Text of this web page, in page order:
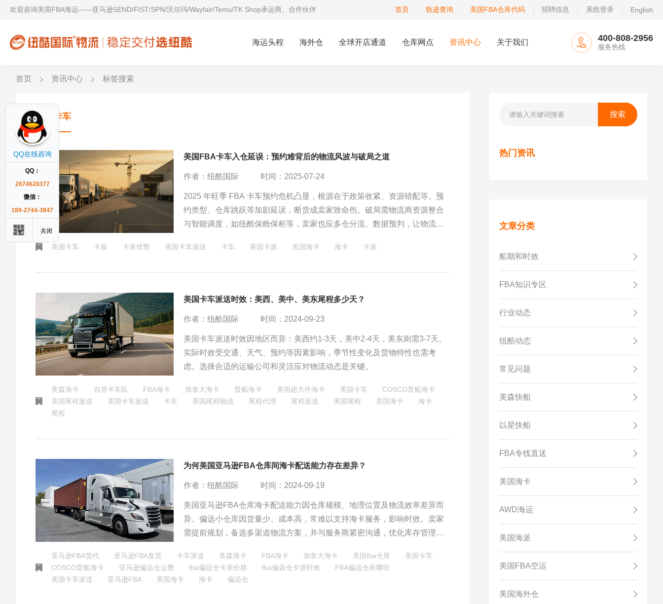
欢迎咨询美国FBA海运——亚马逊SEND/FIST/SPN/沃尔玛/Wayfair/Temu/TK Shop承运商、合作伙伴 首页 轨迹查询 美国FBA仓库代码 招聘信息 系统登录 English
海运头程 海外仓 全球开店通道 仓库网点 资讯中心 关于我们 400-808-2956
服务热线
首页 资讯中心 标签搜索
美国卡车
美国FBA卡车入仓延误：预约难背后的物流风波与破局之道
作者：纽酷国际 时间：2025-07-24
2025 年旺季 FBA 卡车预约危机凸显，根源在于政策收紧、资源错配等。预
约类型、仓库跳跃等加剧延误，断货成卖家致命伤。破局需物流商资源整合
与智能调度，如纽酷保舱保柜等，卖家也应多仓分流、数据预判，让物流从
美国卡车 卡板 卡派优势 美国卡车派送 卡车 美国卡派 美国海卡 海卡 卡派
美国卡车派送时效：美西、美中、美东尾程多少天？
作者：纽酷国际 时间：2024-09-23
美国卡车派送时效因地区而异：美西约1-3天，美中2-4天，美东则需3-7天。
实际时效受交通、天气、预约等因素影响，季节性变化及货物特性也需考
虑。选择合适的运输公司和灵活应对物流动态是关键。
美森海卡 自营卡车队 FBA海卡 加拿大海卡 普船海卡 美国超大件海卡 美国卡车
COSCO普船海卡
美国尾程派送
美国卡车派送 卡车 美国尾程物流 尾程代理 尾程派送 美国尾程 美国海卡
海卡
尾程
为何美国亚马逊FBA仓库间海卡配送能力存在差异？
作者：纽酷国际 时间：2024-09-19
美国亚马逊FBA仓库海卡配送能力因仓库规模、地理位置及物流效率差异而
异。偏远小仓库因货量少、成本高，常难以支持海卡服务，影响时效。卖家
需提前规划，备选多渠道物流方案，并与服务商紧密沟通，优化库存管理，
亚马逊FBA货代 亚马逊FBA发货 卡车派送 美森海卡 FBA海卡 加拿大海卡 美国fba仓库
美国卡车
COSCO普船海卡
亚马逊偏远仓运费 fba偏远仓卡派价格 fba偏远仓卡派时效
FBA偏远仓有哪些
美国卡车派送
​亚马逊FBA 美国海卡 海卡 偏远仓
热门资讯
文章分类
船期和时效
FBA知识专区
行业动态
纽酷动态
常见问题
美森快船
以星快船
FBA专线直送
美国海卡
AWD海运
美国海派
美国FBA空运
美国海外仓
QQ在线咨询
QQ：
2674628377
微信：
189-2744-3847